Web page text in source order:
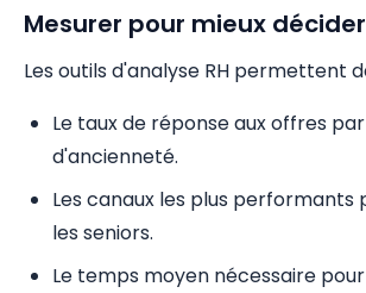
Mesurer pour mieux décider
Les outils d'analyse RH permettent
Le taux de réponse aux offres
d'ancienneté.
Les canaux les plus performants
les seniors.
Le temps moyen nécessaire